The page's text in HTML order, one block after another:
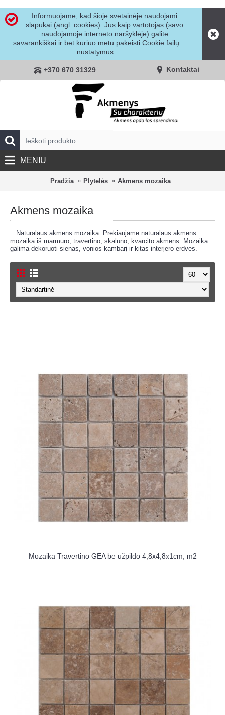
Informuojame, kad šioje svetainėje naudojami
slapukai (angl. cookies). Jūs kaip vartotojas (savo
naudojamoje interneto naršyklėje) galite
savarankiškai ir bet kuriuo metu pakeisti Cookie failų
nustatymus.
+370 670 31329 Kontaktai
MENIU
Pradžia Plytelės Akmens mozaika
Akmens mozaika
Natūralaus akmens mozaika. Prekiaujame natūralaus akmens
mozaika iš marmuro, travertino, skalūno, kvarcito akmens. Mozaika
galima dekoruoti sienas, vonios kambarį ir kitas interjero erdves.
Mozaika Travertino GEA be užpildo 4,8x4,8x1cm, m2